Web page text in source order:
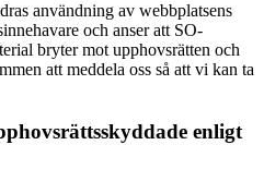
användning av webbplatsens
och anser att SO-
bryter mot upphovsrätten och
att meddela oss så att vi kan ta
enligt